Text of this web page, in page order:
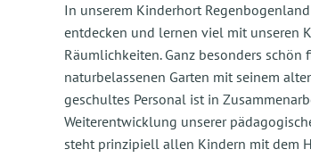
In unserem Kinderhort
entdecken und lernen viel mit unseren
Räumlichkeiten. Ganz besonders
naturbelassenen Garten mit seinem
geschultes Personal ist in
Weiterentwicklung unserer
steht prinzipiell allen Kindern mit dem